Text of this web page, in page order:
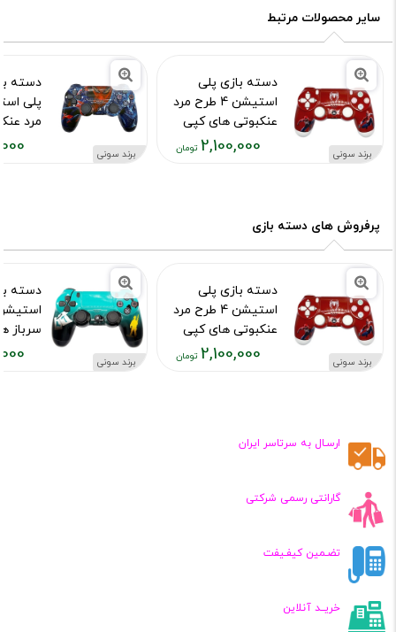
سایر محصولات مرتبط
برند سونی
دسته بازی پلی
استیشن 4 طرح مرد
عنکبوتی های کپی
کد محصول :10015973
2,100,000
تومان
برند سونی
دسته
مرد
کد محصول
پرفروش های دسته بازی
برند سونی
دسته بازی پلی
استیشن 4 طرح مرد
عنکبوتی های کپی
کد محصول :10015973
2,100,000 برند سونی
دسته
سرباز
کد محصول
ارسـال به سرتاسر ایران
گارانتی رسمی شرکتی
تضـمین کیفـیفت
خریــد آنلاین